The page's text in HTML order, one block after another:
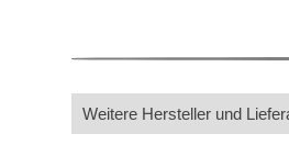
Weitere Hersteller und